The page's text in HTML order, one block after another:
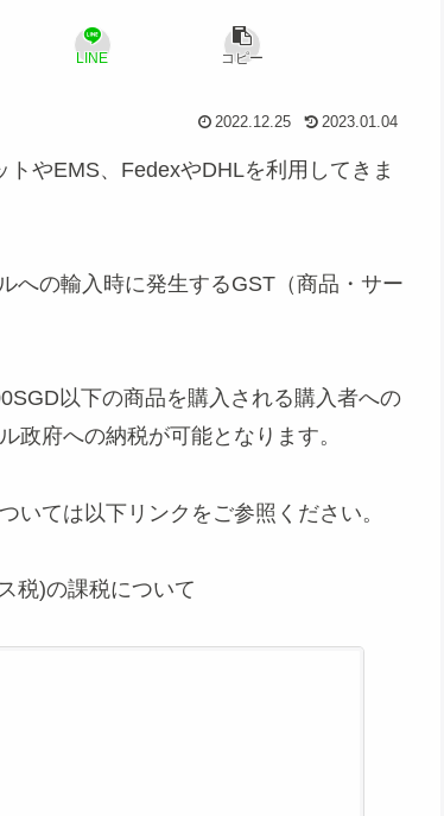
LINE コピー
2022.12.25 2023.01.04
やEMS、FedexやDHLを利用してきま
への輸入時に発生するGST（商品・サー
以下の商品を購入される購入者への
政府への納税が可能となります。
ては以下リンクをご参照ください。
税)の課税について